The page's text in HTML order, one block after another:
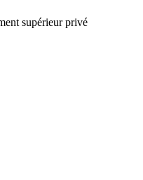
supérieur privé